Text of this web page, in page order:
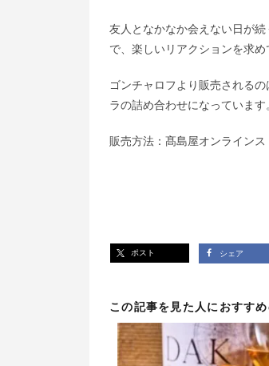
友人となかなか会えない日が
で、楽しいリアクションを求め
ゴンチャロフより販売される
ラの詰め合わせになっていま
販売方法：髙島屋オンラインス
ポスト シェア
この記事を見た人におすす